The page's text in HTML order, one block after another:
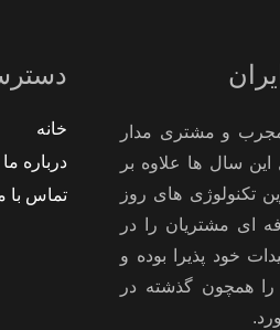
مجرب و مشتری مدار
سال ها علاوه بر
تکنولوژی های روز
ای مشتریان را در
خود پذیرا بوده و
را همچون گذشته در
خانه
درباره ما
تماس با